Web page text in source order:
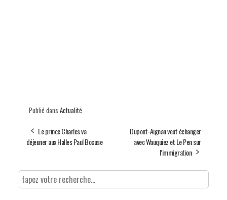
Publié dans Actualité
Le prince Charles va
déjeuner aux Halles Paul Bocuse
Dupont-Aignan veut échanger
avec Wauquiez et Le Pen sur
l’immigration